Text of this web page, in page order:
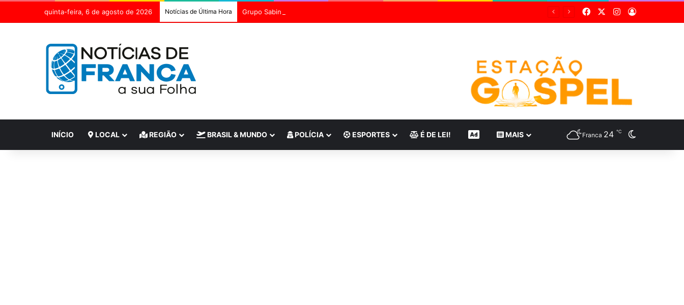
quinta-feira, 6 de agosto de 2026 Notícias de Última Hora FacebookInstagram
Entrar
INÍCIO LOCAL REGIÃO BRASIL & MUNDO POLÍCIA ESPORTES É DE LEI! CONTEÚDO DE MARCA
MAIS Franca 24 ℃